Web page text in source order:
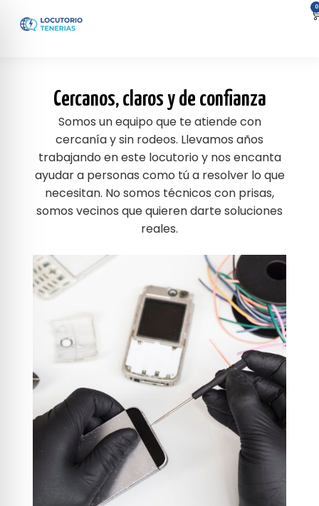
0
Cercanos, claros y de confianza
Somos un equipo que te atiende con
cercanía y sin rodeos. Llevamos años
trabajando en este locutorio y nos encanta
ayudar a personas como tú a resolver lo que
necesitan. No somos técnicos con prisas,
somos vecinos que quieren darte soluciones
reales.